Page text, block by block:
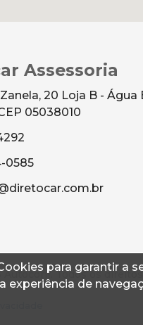
para garantir a
experiência de
Assessoria
20 Loja B - Água
05038010
0585
Todos os direitos